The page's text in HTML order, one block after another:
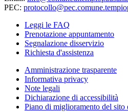
PEC:
Leggi le FAQ
Prenotazione appuntamento
Segnalazione disservizio
Richiesta d'assistenza
Amministrazione trasparente
Informativa privacy
Note legali
Dichiarazione di accessibilità
Piano di miglioramento del sito